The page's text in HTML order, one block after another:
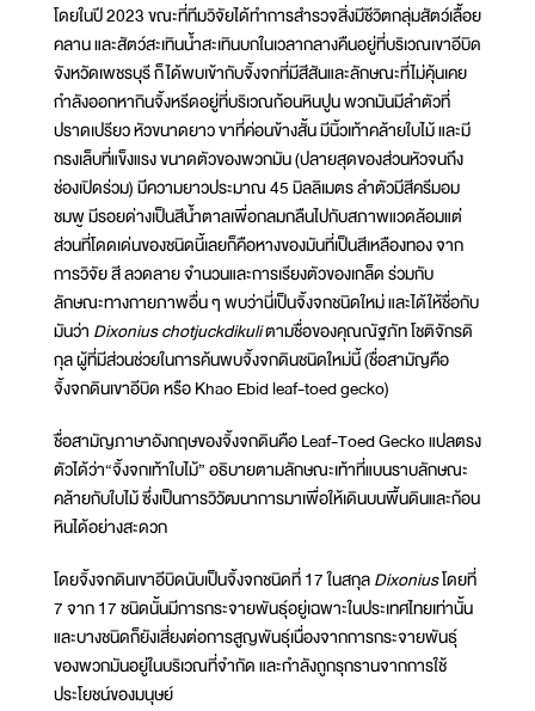
โดยในปี 2023 ขณะที่ทีมวิจัยได้ทำการสำรวจสิ่งมีชีวิตกลุ่มสัตว์เลื้อย
คลาน และสัตว์สะเทินน้ำสะเทินบกในเวลากลางคืนอยู่ที่บริเวณเขาอีบิด
จังหวัดเพชรบุรี ก็ได้พบเข้ากับจิ้งจกที่มีสีสันและลักษณะที่ไม่คุ้นเคย
กำลังออกหากินจิ้งหรีดอยู่ที่บริเวณก้อนหินปูน พวกมันมีลำตัวที่
ปราดเปรียว หัวขนาดยาว ขาที่ค่อนข้างสั้น มีนิ้วเท้าคล้ายใบไม้ และมี
กรงเล็บที่แข็งแรง ขนาดตัวของพวกมัน (ปลายสุดของส่วนหัวจนถึง
ช่องเปิดร่วม) มีความยาวประมาณ 45 มิลลิเมตร ลำตัวมีสีครีมอม
ชมพู มีรอยด่างเป็นสีน้ำตาลเพื่อกลมกลืนไปกับสภาพแวดล้อมแต่
ส่วนที่โดดเด่นของชนิดนี้เลยก็คือหางของมันที่เป็นสีเหลืองทอง จาก
การวิจัย สี ลวดลาย จำนวนและการเรียงตัวของเกล็ด ร่วมกับ
ลักษณะทางกายภาพอื่น ๆ พบว่านี่เป็นจิ้งจกชนิดใหม่ และได้ให้ชื่อกับ
มันว่า Dixonius chotjuckdikuliตามชื่อของคุณณัฐภัท โชติจักรดิ
กุล ผู้ที่มีส่วนช่วยในการค้นพบจิ้งจกดินชนิดใหม่นี้ (ชื่อสามัญคือ
จิ้งจกดินเขาอีบิด หรือ Khao Ebid leaf-toed gecko)
ชื่อสามัญภาษาอังกฤษของจิ้งจกดินคือ Leaf-Toed Gecko แปลตรง
ตัวได้ว่า“จิ้งจกเท้าใบไม้” อธิบายตามลักษณะเท้าที่แบนราบลักษณะ
คล้ายกับใบไม้ ซึ่งเป็นการวิวัฒนาการมาเพื่อให้เดินบนพื้นดินและก้อน
หินได้อย่างสะดวก
โดยจิ้งจกดินเขาอีบิดนับเป็นจิ้งจกชนิดที่ 17 ในสกุลDixoniusโดยที่
7 จาก 17 ชนิดนั้นมีการกระจายพันธุ์อยู่เฉพาะในประเทศไทยเท่านั้น
และบางชนิดก็ยังเสี่ยงต่อการสูญพันธุ์เนื่องจากการกระจายพันธุ์
ของพวกมันอยู่ในบริเวณที่จำกัด และกำลังถูกรุกรานจากการใช้
ประโยชน์ของมนุษย์